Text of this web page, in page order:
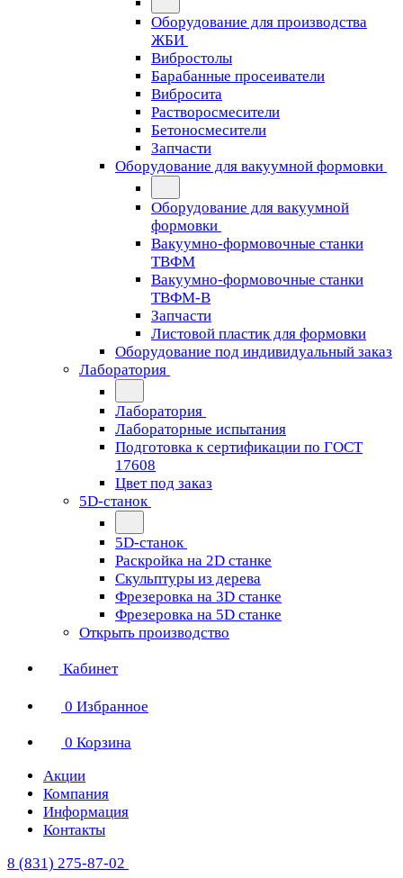
Оборудование для производства
ЖБИ
Вибростолы
Барабанные просеиватели
Вибросита
Растворосмесители
Бетоносмесители
Запчасти
Оборудование для вакуумной формовки
Оборудование для вакуумной
формовки
Вакуумно-формовочные станки
ТВФМ
Вакуумно-формовочные станки
ТВФМ-В
Запчасти
Листовой пластик для формовки
Оборудование под индивидуальный заказ
Лаборатория
Лаборатория
Лабораторные испытания
Подготовка к сертификации по ГОСТ
17608
Цвет под заказ
5D-станок
5D-станок
Раскройка на 2D станке
Скульптуры из дерева
Фрезеровка на 3D станке
Фрезеровка на 5D станке
Открыть производство
Кабинет
0 Избранное
0 Корзина
Акции
Компания
Информация
Контакты
8 (831) 275-87-02